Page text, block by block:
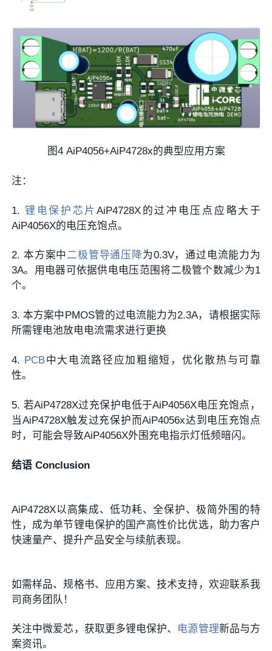
图4 AiP4056+AiP4728x的典型应用方案
注：
1. 锂电保护芯片 AiP4728X的过冲电压点应略大于
AiP4056X的电压充饱点。
2. 本方案中 二极管导通压降为0.3V，通过电流能力为
3A。用电器可依据供电电压范围将二极管个数减少为1
个。
3. 本方案中PMOS管的过电流能力为2.3A，请根据实际
所需锂电池放电电流需求进行更换
4. PCB中大电流路径应加粗缩短，优化散热与可靠
性。
5. 若AiP4728X过充保护电低于AiP4056X电压充饱点，
当AiP4728X触发过充保护而AiP4056x达到电压充饱点
时，可能会导致AiP4056X外围充电指示灯低频暗闪。
结语 Conclusion
AiP4728X以高集成、低功耗、全保护、极简外围的特
性，成为单节锂电保护的国产高性价比优选，助力客户
快速量产、提升产品安全与续航表现。
如需样品、规格书、应用方案、技术支持，欢迎联系我
司商务团队！
关注中微爱芯 ，获取更多锂电保护、 电源管理新品与方
案资讯。